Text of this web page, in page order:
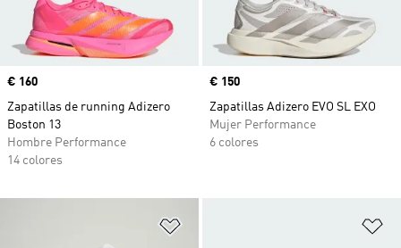
Precio
€ 160
Zapatillas de running Adizero
Boston 13
Hombre Performance
14 colores
Precio
€ 150
Zapatillas Adizero EVO SL EXO
Mujer Performance
6 colores